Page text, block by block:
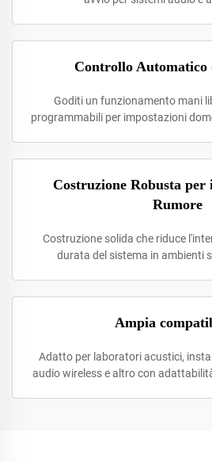
Controllo Automatico
Goditi un funzionamento mani
programmabili per impostazioni
Costruzione Robusta
Rumore
Costruzione solida che riduce
durata del sistema in ambienti
Ampia
Adatto per laboratori acustici,
audio wireless e altro con